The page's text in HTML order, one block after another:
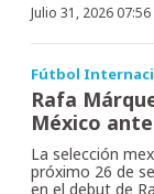
Julio 31, 2026 07:56
Fútbol
Rafa
México
La selección
próximo 26 de
en el debut de